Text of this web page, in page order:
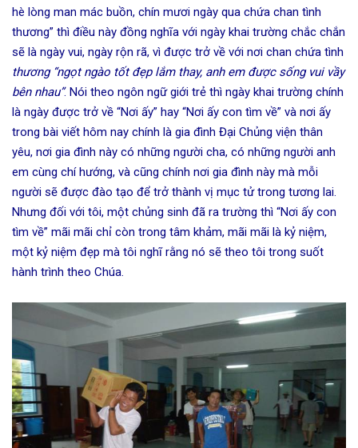
hè lòng man mác buồn, chín mươi ngày qua chứa chan tình
thương” thì điều này đồng nghĩa với ngày khai trường chắc chắn
sẽ là ngày vui, ngày rộn rã, vì được trở về với nơi chan chứa tình
thương “ngọt ngào tốt đẹp lắm thay, anh em được sống vui vầy
bên nhau”. Nói theo ngôn ngữ giới trẻ thì ngày khai trường chính
là ngày được trở về “Nơi ấy” hay “Nơi ấy con tìm về” và nơi ấy
trong bài viết hôm nay chính là gia đình Đại Chủng viện thân
yêu, nơi gia đình này có những người cha, có những người anh
em cùng chí hướng, và cũng chính nơi gia đình này mà mỗi
người sẽ được đào tạo để trở thành vị mục tử trong tương lai.
Nhưng đối với tôi, một chủng sinh đã ra trường thì “Nơi ấy con
tìm về” mãi mãi chỉ còn trong tâm khảm, mãi mãi là kỷ niệm,
một kỷ niệm đẹp mà tôi nghĩ rằng nó sẽ theo tôi trong suốt
hành trình theo Chúa.